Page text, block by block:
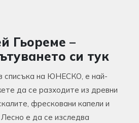
Гьореме –
си тук
списъка на ЮНЕСКО, е най-
да се разходите из древни
фресковани капели и
е да се изследва